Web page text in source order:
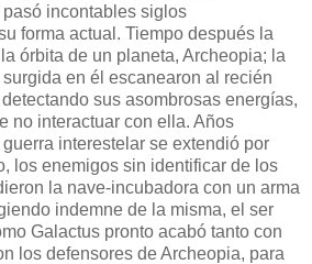
incontables siglos
forma actual. Tiempo después la
órbita de un planeta, Archeopia; la
en él escanearon al recién
sus asombrosas energías,
no interactuar con ella. Años
interestelar se extendió por
los enemigos sin identificar de los
la nave-incubadora con un arma
indemne de la misma, el ser
Galactus pronto acabó tanto con
los defensores de Archeopia, para